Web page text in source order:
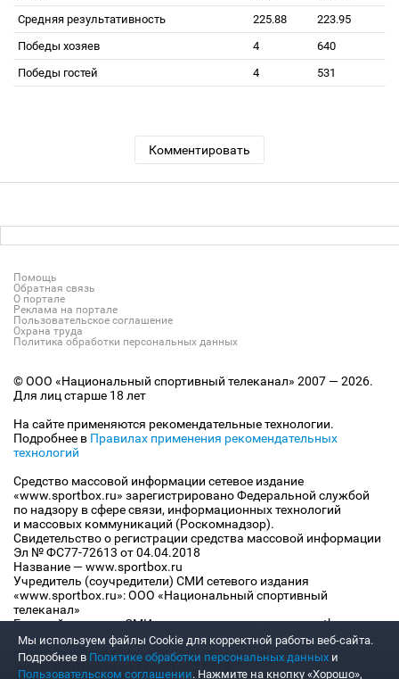
Средняя результативность
225.88
223.95
Победы хозяев
4
640
Победы гостей
4 531
Комментировать
Помощь
Обратная связь
О портале
Реклама на портале
Пользовательское соглашение
Охрана труда
Политика обработки персональных данных
© ООО «Национальный спортивный телеканал» 2007 — 2026.
Для лиц старше 18 лет
На сайте применяются рекомендательные технологии.
Подробнее в Правилах применения рекомендательных
технологий
Средство массовой информации сетевое издание
«www.sportbox.ru» зарегистрировано Федеральной службой
по надзору в сфере связи, информационных технологий
и массовых коммуникаций (Роскомнадзор).
Свидетельство о регистрации средства массовой информации
Эл № ФС77-72613 от 04.04.2018
Название — www.sportbox.ru
Учредитель (соучредители) СМИ сетевого издания
«www.sportbox.ru»: ООО «Национальный спортивный
телеканал»
Главный редактор СМИ сетевого издания «www.sportbox.ru»:
Конов В.А.
Номер телефона редакции СМИ сетевого издания
«www.sportbox.ru»: +7 (495) 653 8419
Мы используем файлы Сookie для корректной работы веб-сайта.
Подробнее в Политике обработки персональных данных и
Пользовательском соглашении. Нажмите на кнопку «Хорошо»,